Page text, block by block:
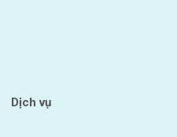
Dịch vụ